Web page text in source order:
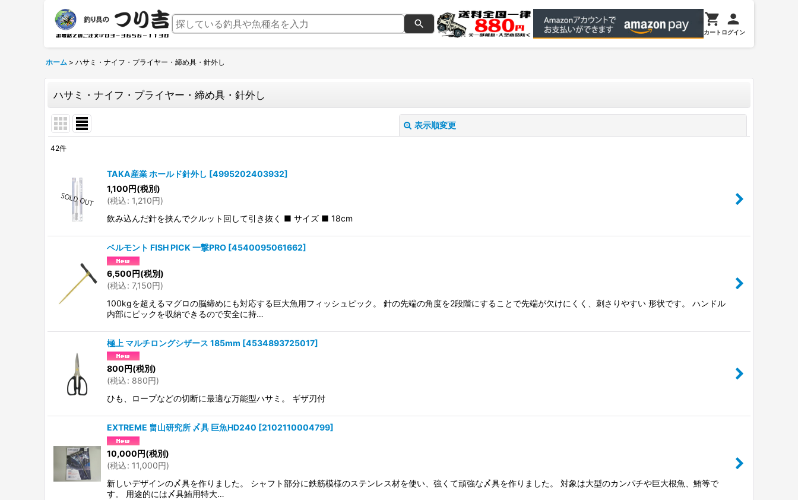
カート ログイン
ホーム > ハサミ・ナイフ・プライヤー・締め具・針外し
ハサミ・ナイフ・プライヤー・締め具・針外し
表示順変更
並び順
42件
TAKA産業 ホールド針外し [4995202403932]
1,100円(税別)
(税込: 1,210円)
飲み込んだ針を挟んでクルット回して引き抜く ■ サイズ ■ 18cm
ベルモント FISH PICK 一撃PRO [4540095061662]
6,500円(税別)
(税込: 7,150円)
100kgを超えるマグロの脳締めにも対応する巨大魚用フィッシュピック。 針の先端の角度を2段階にすることで先端が欠けにくく、刺さりやすい 形状です。 ハンドル
内部にピックを収納できるので安全に持…
極上 マルチロングシザース 185mm [4534893725017]
800円(税別)
(税込: 880円)
ひも、ロープなどの切断に最適な万能型ハサミ。 ギザ刃付
EXTREME 畠山研究所 〆具 巨魚HD240 [2102110004799]
10,000円(税別)
(税込: 11,000円)
新しいデザインの〆具を作りました。 シャフト部分に鉄筋模様のステンレス材を使い、強くて頑強な〆具を作りました。 対象は大型のカンパチや巨大根魚、鮪等で
す。 用途的には〆具鮪用特大…